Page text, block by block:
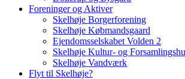
Foreninger og Aktiver
Skelhøje Borgerforening
Skelhøje Købmandsgaard
Ejendomsselskabet Volden 2
Skelhøje Kultur- og
Skelhøje Vandværk
Flyt til Skelhøje?